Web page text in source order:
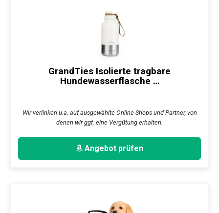
GrandTies Isolierte tragbare
Hundewasserflasche …
Wir verlinken u.a. auf ausgewählte Online-Shops und Partner, von
denen wir ggf. eine Vergütung erhalten.
Angebot prüfen